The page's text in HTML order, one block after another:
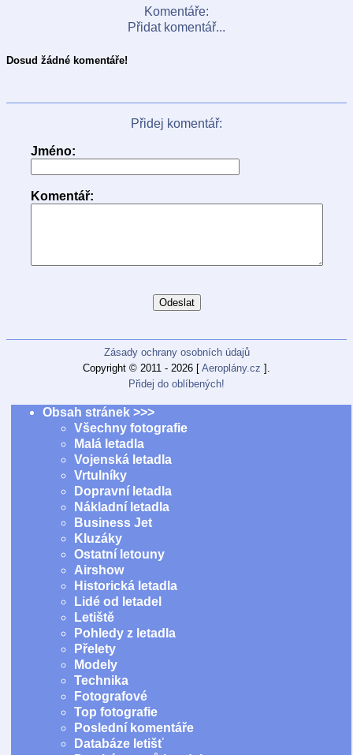
Komentáře:
Přidat komentář...
Dosud žádné komentáře!
Přidej komentář:
Jméno:
Komentář:
Zásady ochrany osobních údajů
Copyright © 2011 - 2026 [ Aeroplány.cz ].
Přidej do oblíbených!
Obsah stránek >>>
Všechny fotografie
Malá letadla
Vojenská letadla
Vrtulníky
Dopravní letadla
Nákladní letadla
Business Jet
Kluzáky
Ostatní letouny
Airshow
Historická letadla
Lidé od letadel
Letiště
Pohledy z letadla
Přelety
Modely
Technika
Fotografové
Top fotografie
Poslední komentáře
Databáze letišť